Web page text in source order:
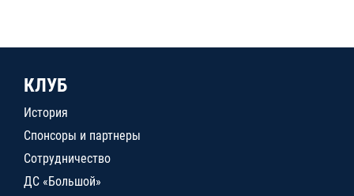
КЛУБ
История
Спонсоры и партнеры
Сотрудничество
ДС «Большой»